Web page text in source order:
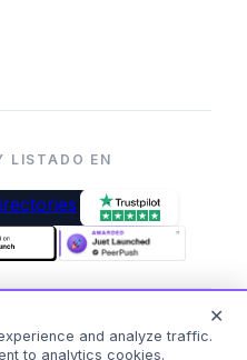
LISTADO EN
reservados. Hecho
todos.
✕
and analyze traffic.
to analytics cookies.